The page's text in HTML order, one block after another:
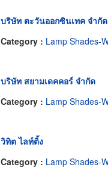
บริษัท ตะวันออกซินเทค จำกัด
Category : Lamp Shades-
บริษัท สยามเดคคอร์ จำกัด
Category : Lamp Shades-
วิทิต ไลท์ติ้ง
Category : Lamp Shades-